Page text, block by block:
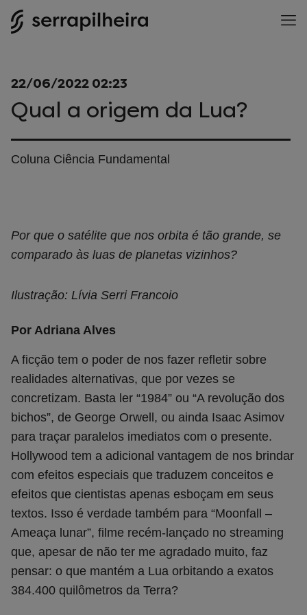
22/06/2022 02:23
Qual a origem da Lua?
Coluna Ciência Fundamental
Por que o satélite que nos orbita é tão grande, se
comparado às luas de planetas vizinhos?
Ilustração: Lívia Serri Francoio
Por Adriana Alves
A ficção tem o poder de nos fazer refletir sobre
realidades alternativas, que por vezes se
concretizam. Basta ler “1984” ou “A revolução dos
bichos”, de George Orwell, ou ainda Isaac Asimov
para traçar paralelos imediatos com o presente.
Hollywood tem a adicional vantagem de nos brindar
com efeitos especiais que traduzem conceitos e
efeitos que cientistas apenas esboçam em seus
textos. Isso é verdade também para “Moonfall –
Ameaça lunar”, filme recém-lançado no streaming
que, apesar de não ter me agradado muito, faz
pensar: o que mantém a Lua orbitando a exatos
384.400 quilômetros da Terra?